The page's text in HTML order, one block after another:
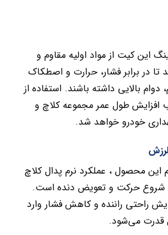
کیت از مواد اولیه مقاوم و
تا در برابر فشار، حرارت و اصطکاک
بالایی داشته باشند. استفاده از
طول عمر مجموعه کلاچ و
خودرو خواهد شد.
محصول ، عملکرد نرم پدال کلاچ
حرکت و تعویض دنده است.
راحتی راننده و کاهش فشار وارد
می‌شود.